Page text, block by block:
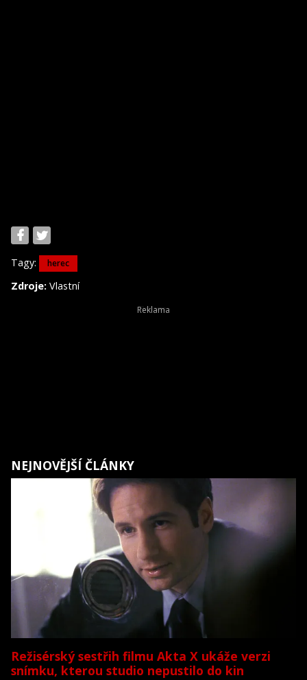
Tagy: herec
Zdroje: Vlastní
NEJNOVĚJŠÍ ČLÁNKY
Režisérský sestřih filmu Akta X ukáže verzi
snímku, kterou studio nepustilo do kin